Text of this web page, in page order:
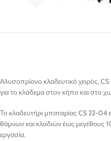
Αλυσοπρίονο κλαδευτικό χειρός,
για το κλάδεμα στον κήπο και στο
Το κλαδευτήρι μπαταρίας CS 22-04
θάμνων και κλαδιών έως μεγέθους
εργασία.